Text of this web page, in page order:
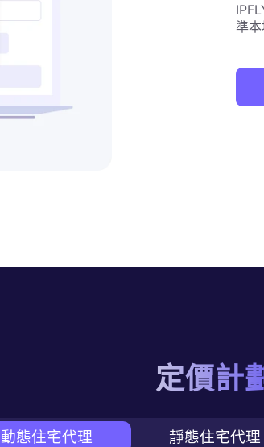
準
定價計
動態住宅代理 靜態住宅代理